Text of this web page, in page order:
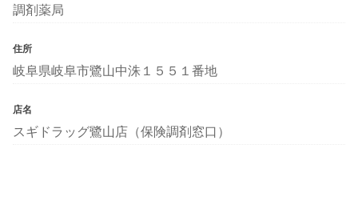
調剤薬局
住所
岐阜県岐阜市鷺山中洙１５５１番地
店名
スギドラッグ鷺山店（保険調剤窓口）